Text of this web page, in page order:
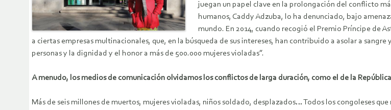
juegan un papel clave en la prolongación del conflicto
humanos, Caddy Adzuba, lo ha denunciado, bajo
mundo. En 2014, cuando recogió el Premio Príncipe de
a ciertas empresas multinacionales, que, en la búsqueda de sus intereses, han contribuido a asolar a
personas y la dignidad y el honor a más de 500.000 mujeres violadas”.
A menudo, los medios de comunicación olvidamos los conflictos de larga duración, como el de la
Más de seis millones de muertos, mujeres violadas, niños soldado, desplazados… Todos los congoleses